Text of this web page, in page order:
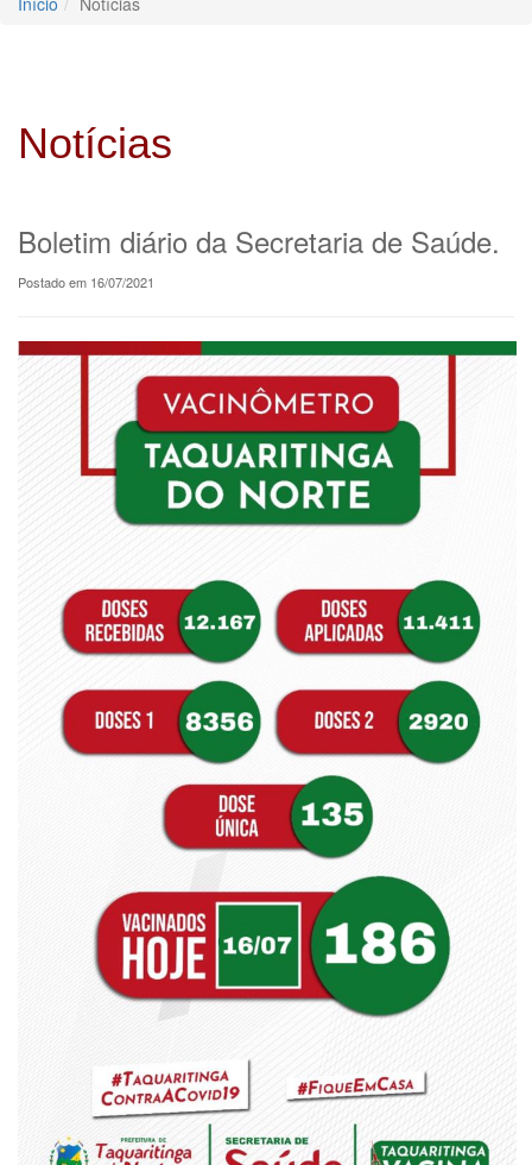
Notícias
Boletim diário da Secretaria de Saúde.
Postado em 16/07/2021